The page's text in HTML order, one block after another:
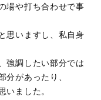
場や打ち合わせで事
思いますし、私自身
強調したい部分では
分があったり、
ました。